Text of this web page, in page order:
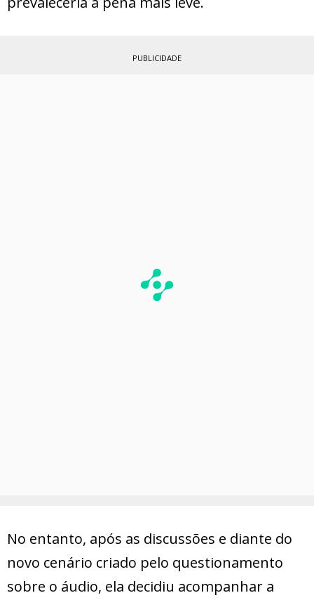
PUBLICIDADE
No entanto, após as discussões e diante do
novo cenário criado pelo questionamento
sobre o áudio, ela decidiu acompanhar a